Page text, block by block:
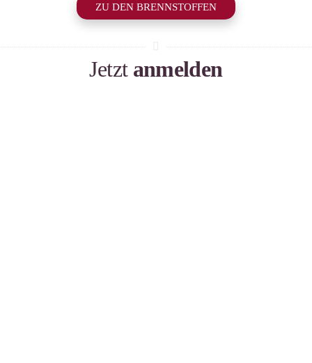
ZU DEN BRENNSTOFFEN
Jetzt anmelden